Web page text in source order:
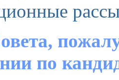
по